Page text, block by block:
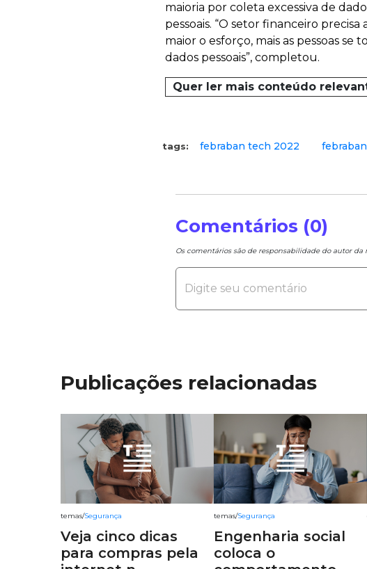
maioria por coleta excessiva de
pessoais. “O setor financeiro
maior o esforço, mais as pessoas
dados pessoais”, completou.
Quer ler mais conteúdo
tags: febraban tech 2022
Comentários (0)
Os comentários são de responsabilidade do autor da
Publicações relacionadas
temas/Segurança
Veja cinco dicas
para compras pela
temas/Segurança
Engenharia social
coloca o